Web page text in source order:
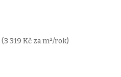
(3 319 Kč za m²/rok)